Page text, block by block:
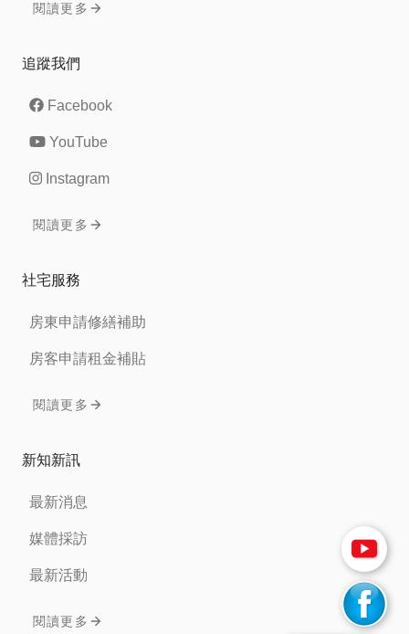
閱讀更多
追蹤我們
Facebook
YouTube
Instagram
閱讀更多
社宅服務
房東申請修繕補助
房客申請租金補貼
閱讀更多
新知新訊
最新消息
媒體採訪
最新活動
閱讀更多